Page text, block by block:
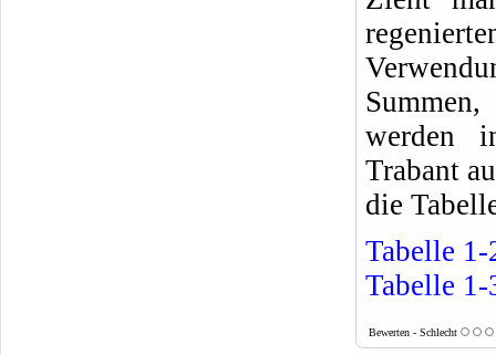
werden
Trabant
die
Tabelle 1-
Tabelle 1-
Bewerten - Schlecht